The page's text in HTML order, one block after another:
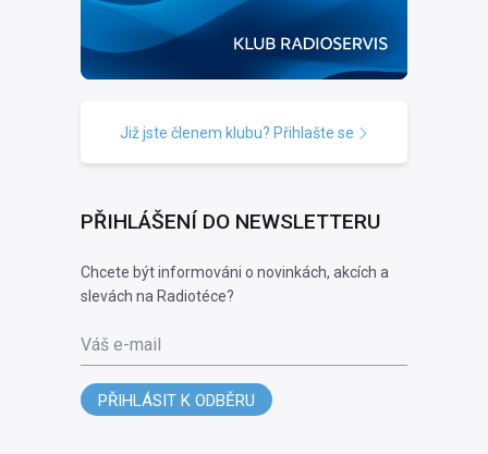
Již jste členem klubu? Přihlašte se
PŘIHLÁŠENÍ DO NEWSLETTERU
Chcete být informováni o novinkách, akcích a
slevách na Radiotéce?
Váš e-mail
PŘIHLÁSIT K ODBĚRU